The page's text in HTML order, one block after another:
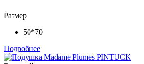
Размер
50*70
Подробнее